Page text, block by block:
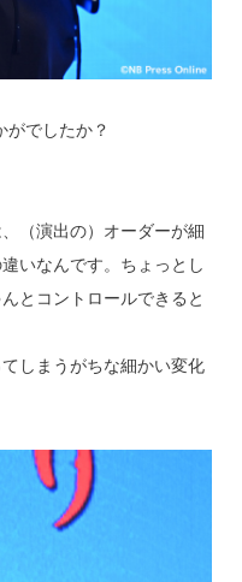
がでしたか？
（演出の）オーダーが細
いなんです。ちょっとし
とコントロールできると
しまうがちな細かい変化